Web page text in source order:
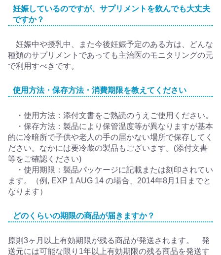
妊娠しているのですが、サプリメントを飲んでも大丈夫
ですか？
妊娠中や授乳中、また今後妊娠予定のある方は、どんな
種類のサプリメントであっても主治医のモニタリングの元
で利用すべきです。
使用方法・保存方法・消費期限を教えてください
・使用方法：添付文書をご熟読のうえご使用ください。
・保存方法：製品により保管温度等が異なりますが基本
的に冷暗所で子供や老人の手の届かない場所で保存してく
ださい。なかには要冷蔵の製品もございます。(添付文書
等をご確認ください)
・使用期限：製品パッケージに記載または刻印されてい
ます。（例, EXP 1 AUG 14 の場合、2014年8月1日までと
なります）
どのくらいの期限の商品が届きますか？
原則3ヶ月以上有効期限が残る商品が発送されます。 発
送元には可能な限り1年以上有効期限の残る商品を発送す